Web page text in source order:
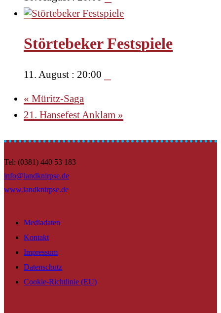
Störtebeker Festspiele
11. August : 20:00
« Müritz-Saga
21. Hansefest Anklam »
Tel: (0381) 440 53 183
info@landknirpse.de
www.landknirpse.de
Mediadaten
Kontakt
Impressum
Datenschutz
Cookie-Richtlinie (EU)